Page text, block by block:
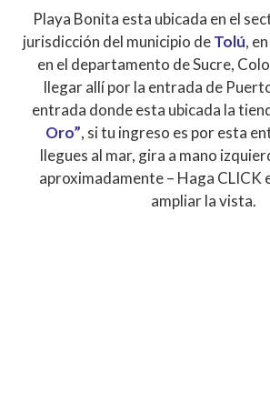
Playa Bonita esta ubicada en el
jurisdicción del municipio deTolú,
en el departamento de Sucre,
llegar allí por la entrada de
entrada donde esta ubicada la
Oro”, si tu ingreso es por esta
llegues al mar, gira a mano
aproximadamente – Haga CLICK
ampliar la vista.